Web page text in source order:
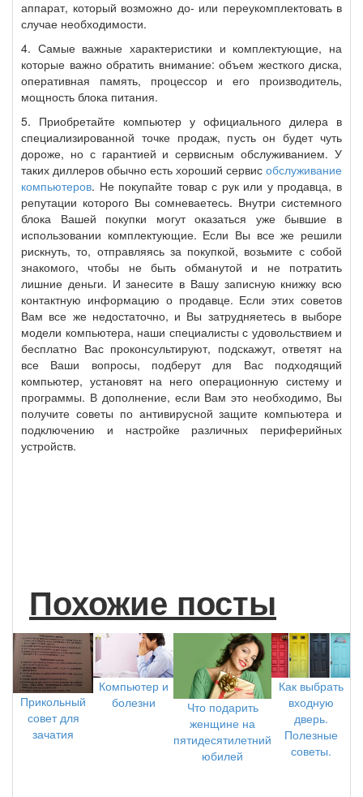
аппарат, который возможно до- или переукомплектовать в
случае необходимости.
4. Самые важные характеристики и комплектующие, на
которые важно обратить внимание: объем жесткого диска,
оперативная память, процессор и его производитель,
мощность блока питания.
5. Приобретайте компьютер у официального дилера в
специализированной точке продаж, пусть он будет чуть
дороже, но с гарантией и сервисным обслуживанием. У
таких диллеров обычно есть хороший сервис обслуживание
компьютеров. Не покупайте товар с рук или у продавца, в
репутации которого Вы сомневаетесь. Внутри системного
блока Вашей покупки могут оказаться уже бывшие в
использовании комплектующие. Если Вы все же решили
рискнуть, то, отправляясь за покупкой, возьмите с собой
знакомого, чтобы не быть обманутой и не потратить
лишние деньги. И занесите в Вашу записную книжку всю
контактную информацию о продавце. Если этих советов
Вам все же недостаточно, и Вы затрудняетесь в выборе
модели компьютера, наши специалисты с удовольствием и
бесплатно Вас проконсультируют, подскажут, ответят на
все Ваши вопросы, подберут для Вас подходящий
компьютер, установят на него операционную систему и
программы. В дополнение, если Вам это необходимо, Вы
получите советы по антивирусной защите компьютера и
подключению и настройке различных периферийных
устройств.
Похожие посты
Прикольный
совет для
зачатия
Компьютер и
болезни
Что подарить
женщине на
пятидесятилетний
юбилей
Как выбрать
входную
дверь.
Полезные
советы.